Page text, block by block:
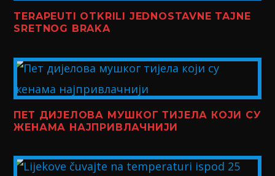
TERAPEUTI OTKRILI JEDNOSTAVNE TAJNE
SRETNOG BRAKA
ПЕТ ДИЈЕЛОВА МУШКОГ ТИЈЕЛА КОЈИ СУ
ЖЕНАМА НАЈПРИВЛАЧНИЈИ